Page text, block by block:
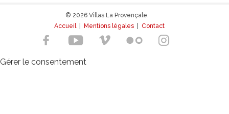
© 2026 Villas La Provençale.
Accueil| Mentions légales Contact
Gérer le consentement